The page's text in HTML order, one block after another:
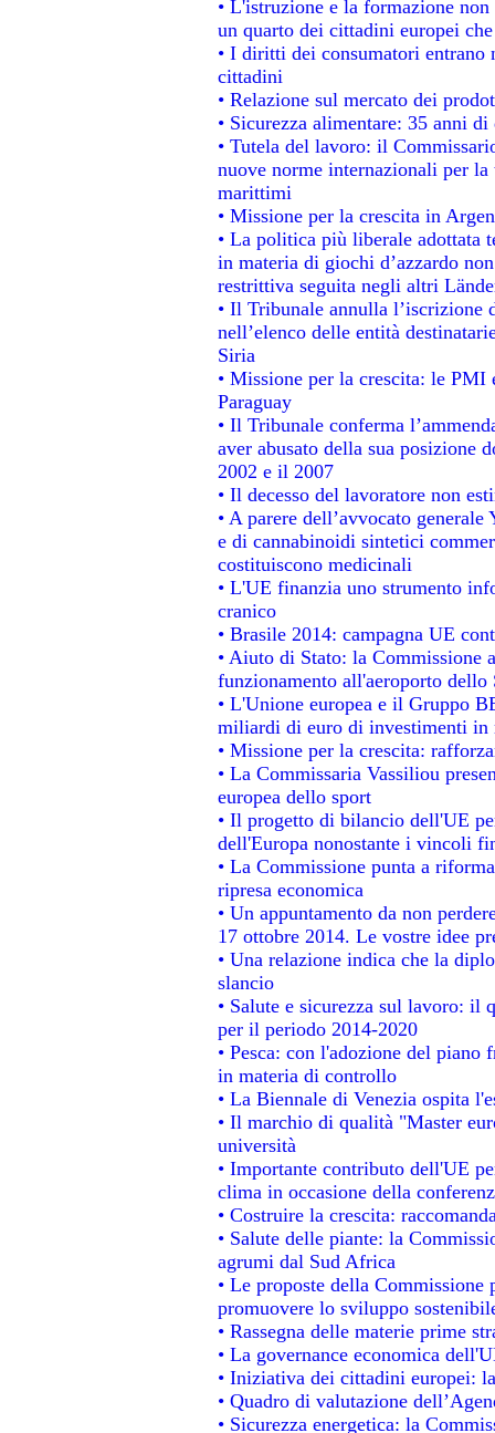
• L'istruzione e la formazione
un quarto dei cittadini europei
• I diritti dei consumatori
cittadini
• Relazione sul mercato dei
• Sicurezza alimentare: 35 anni
• Tutela del lavoro: il
nuove norme internazionali per
marittimi
• Missione per la crescita in
• La politica più liberale adottata
in materia di giochi d’azzardo
restrittiva seguita negli altri
• Il Tribunale annulla
nell’elenco delle entità
Siria
• Missione per la crescita: le
Paraguay
• Il Tribunale conferma
aver abusato della sua posizione
2002 e il 2007
• Il decesso del lavoratore non
• A parere dell’avvocato
e di cannabinoidi sintetici
costituiscono medicinali
• L'UE finanzia uno strumento
cranico
• Brasile 2014: campagna UE
• Aiuto di Stato: la Commissione
funzionamento all'aeroporto
• L'Unione europea e il Gruppo
miliardi di euro di investimenti in
• Missione per la crescita:
• La Commissaria Vassiliou
europea dello sport
• Il progetto di bilancio dell'UE
dell'Europa nonostante i vincoli
• La Commissione punta a
ripresa economica
• Un appuntamento da non
17 ottobre 2014. Le vostre idee
• Una relazione indica che la
slancio
• Salute e sicurezza sul lavoro:
per il periodo 2014-2020
• Pesca: con l'adozione del
in materia di controllo
• La Biennale di Venezia ospita
• Il marchio di qualità "Master
università
• Importante contributo dell'UE
clima in occasione della
• Costruire la crescita:
• Salute delle piante: la
agrumi dal Sud Africa
• Le proposte della
promuovere lo sviluppo
• Rassegna delle materie prime
• La governance economica
• Iniziativa dei cittadini europei:
• Quadro di valutazione
• Sicurezza energetica: la